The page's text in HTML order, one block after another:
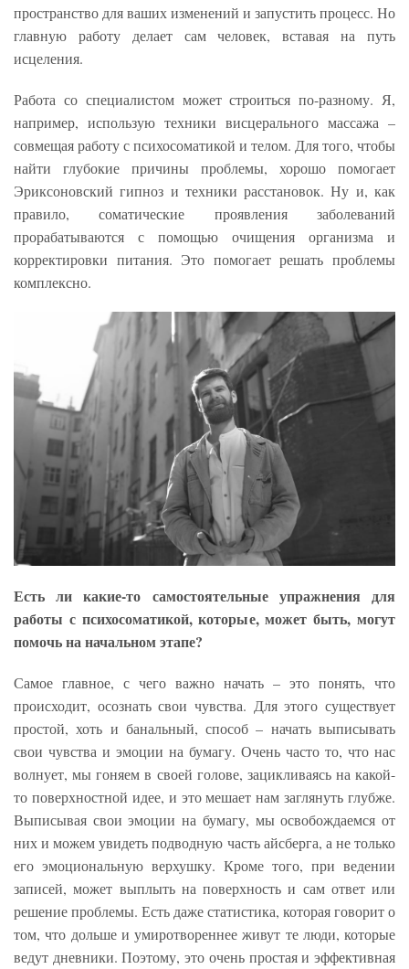
пространство для ваших изменений и запустить процесс. Но
главную работу делает сам человек, вставая на путь
исцеления.
Работа со специалистом может строиться по-разному. Я,
например, использую техники висцерального массажа –
совмещая работу с психосоматикой и телом. Для того, чтобы
найти глубокие причины проблемы, хорошо помогает
Эриксоновский гипноз и техники расстановок. Ну и, как
правило, соматические проявления заболеваний
прорабатываются с помощью очищения организма и
корректировки питания. Это помогает решать проблемы
комплексно.
Есть ли какие-то самостоятельные упражнения для
работы с психосоматикой, которые, может быть, могут
помочь на начальном этапе?
Самое главное, с чего важно начать – это понять, что
происходит, осознать свои чувства. Для этого существует
простой, хоть и банальный, способ – начать выписывать
свои чувства и эмоции на бумагу. Очень часто то, что нас
волнует, мы гоняем в своей голове, зацикливаясь на какой-
то поверхностной идее, и это мешает нам заглянуть глубже.
Выписывая свои эмоции на бумагу, мы освобождаемся от
них и можем увидеть подводную часть айсберга, а не только
его эмоциональную верхушку. Кроме того, при ведении
записей, может выплыть на поверхность и сам ответ или
решение проблемы. Есть даже статистика, которая говорит о
том, что дольше и умиротвореннее живут те люди, которые
ведут дневники. Поэтому, это очень простая и эффективная